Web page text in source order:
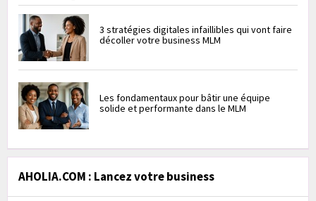
3 stratégies digitales infaillibles qui vont faire
décoller votre business MLM
Les fondamentaux pour bâtir une équipe
solide et performante dans le MLM
AHOLIA.COM : Lancez votre business